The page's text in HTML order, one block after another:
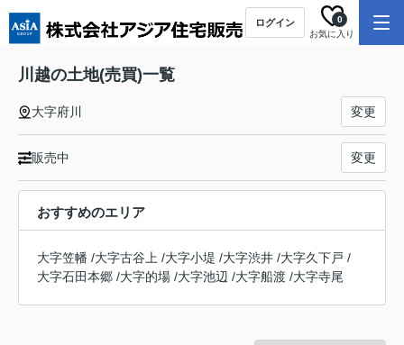
ログイン
お気に入り
0
川越の土地(売買)一覧
大字府川 変更
販売中 変更
おすすめのエリア
大字笠幡 /大字古谷上 /大字小堤 /大字渋井 /大字久下戸 /
大字石田本郷 /大字的場 /大字池辺 /大字船渡 /大字寺尾